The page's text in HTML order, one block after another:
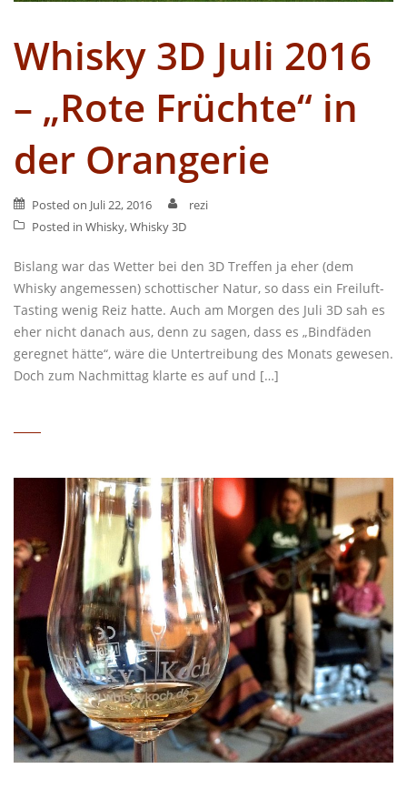
Whisky 3D Juli 2016
– „Rote Früchte“ in
der Orangerie
Posted on Juli 22, 2016
rezi
Posted in Whisky,Whisky 3D
Bislang war das Wetter bei den 3D Treffen ja eher (dem
Whisky angemessen) schottischer Natur, so dass ein Freiluft-
Tasting wenig Reiz hatte. Auch am Morgen des Juli 3D sah es
eher nicht danach aus, denn zu sagen, dass es „Bindfäden
geregnet hätte“, wäre die Untertreibung des Monats gewesen.
Doch zum Nachmittag klarte es auf und […]